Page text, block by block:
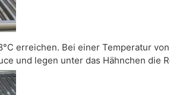
erreichen. Bei einer Temperatur
und legen unter das Hähnchen die